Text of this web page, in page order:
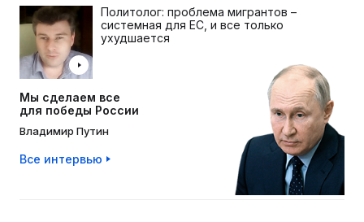
Политолог: проблема мигрантов –
системная для ЕС, и все только
ухудшается
Мы сделаем все
для победы России
Владимир Путин
Все интервью